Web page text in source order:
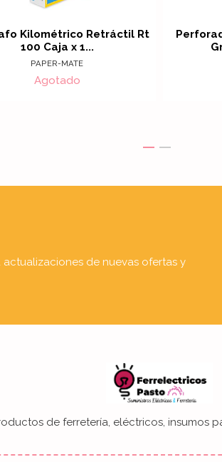
Kilométrico Retráctil Rt
100 Caja x 1...
PAPER-MATE
Agotado
de nuevas ofertas y
de ferretería, eléctricos, insumos